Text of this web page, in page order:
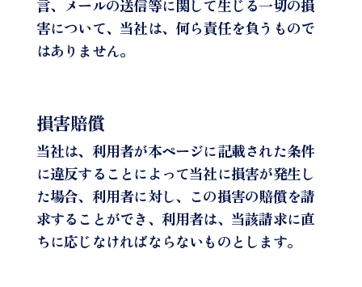
言、メールの送信等に関して生じる一切の損
害について、当社は、何ら責任を負うもので
はありません。
損害賠償
当社は、利用者が本ページに記載された条件
に違反することによって当社に損害が発生し
た場合、利用者に対し、この損害の賠償を請
求することができ、利用者は、当該請求に直
ちに応じなければならないものとします。